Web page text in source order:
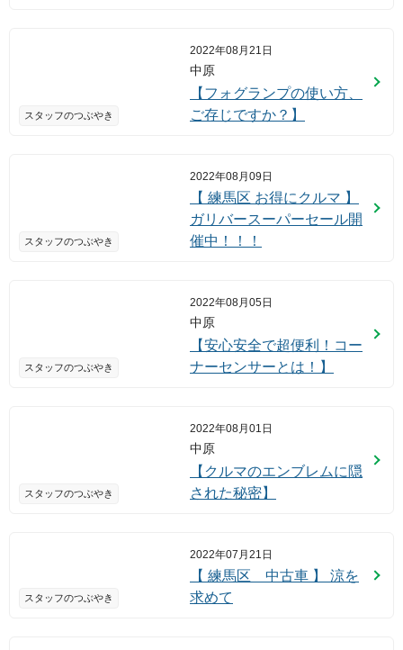
スタッフのつぶやき
2022年08月21日
中原
【フォグランプの使い方、
ご存じですか？】
スタッフのつぶやき
2022年08月09日
【 練馬区 お得にクルマ 】
ガリバースーパーセール開
催中！！！
スタッフのつぶやき
2022年08月05日
中原
【安心安全で超便利！コー
ナーセンサーとは！】
スタッフのつぶやき
2022年08月01日
中原
【クルマのエンブレムに隠
された秘密】
スタッフのつぶやき
2022年07月21日
【 練馬区 中古車 】 涼を
求めて